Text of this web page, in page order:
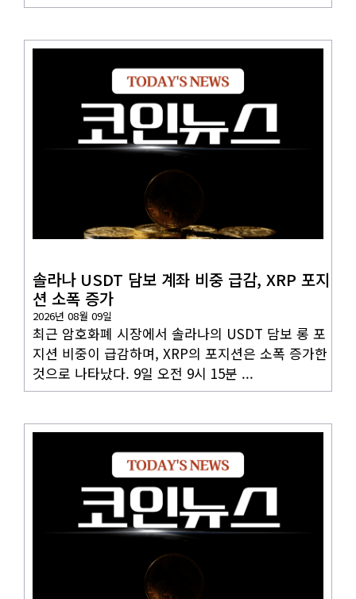
솔라나 USDT 담보 계좌 비중 급감, XRP 포지
션 소폭 증가
2026년 08월 09일
최근 암호화폐 시장에서 솔라나의 USDT 담보 롱 포
지션 비중이 급감하며, XRP의 포지션은 소폭 증가한
것으로 나타났다. 9일 오전 9시 15분 ...